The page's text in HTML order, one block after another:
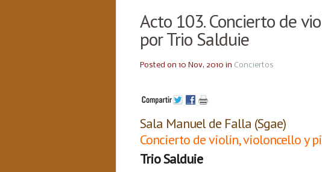
Acto 103. Concierto de
por Trio Salduie
Posted on 10 Nov, 2010 in Conciertos
Sala Manuel de Falla (Sgae)
Concierto de violín, violoncello y
Trio Salduie